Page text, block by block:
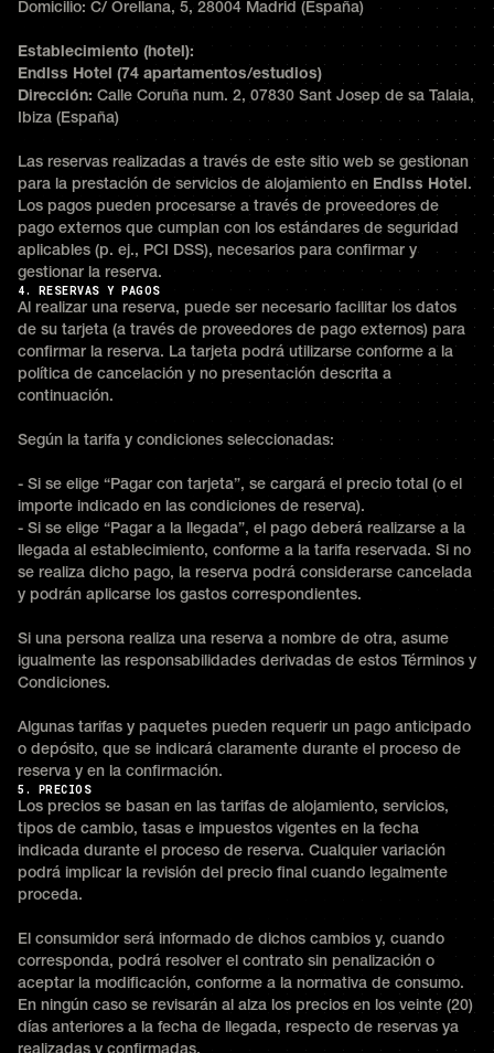
Domicilio: C/ Orellana, 5, 28004 Madrid (España)
Establecimiento (hotel):
Endlss Hotel (74 apartamentos/estudios)
Dirección: Calle Coruña num. 2, 07830 Sant Josep de sa Talaia,
Ibiza (España)
Las reservas realizadas a través de este sitio web se gestionan
para la prestación de servicios de alojamiento en Endlss Hotel.
Los pagos pueden procesarse a través de proveedores de
pago externos que cumplan con los estándares de seguridad
aplicables (p. ej., PCI DSS), necesarios para confirmar y
gestionar la reserva.
4. RESERVAS Y PAGOS
Al realizar una reserva, puede ser necesario facilitar los datos
de su tarjeta (a través de proveedores de pago externos) para
confirmar la reserva. La tarjeta podrá utilizarse conforme a la
política de cancelación y no presentación descrita a
continuación.
Según la tarifa y condiciones seleccionadas:
- Si se elige “Pagar con tarjeta”, se cargará el precio total (o el
importe indicado en las condiciones de reserva).
- Si se elige “Pagar a la llegada”, el pago deberá realizarse a la
llegada al establecimiento, conforme a la tarifa reservada. Si no
se realiza dicho pago, la reserva podrá considerarse cancelada
y podrán aplicarse los gastos correspondientes.
Si una persona realiza una reserva a nombre de otra, asume
igualmente las responsabilidades derivadas de estos Términos y
Condiciones.
Algunas tarifas y paquetes pueden requerir un pago anticipado
o depósito, que se indicará claramente durante el proceso de
reserva y en la confirmación.
5. PRECIOS
Los precios se basan en las tarifas de alojamiento, servicios,
tipos de cambio, tasas e impuestos vigentes en la fecha
indicada durante el proceso de reserva. Cualquier variación
podrá implicar la revisión del precio final cuando legalmente
proceda.
El consumidor será informado de dichos cambios y, cuando
corresponda, podrá resolver el contrato sin penalización o
aceptar la modificación, conforme a la normativa de consumo.
En ningún caso se revisarán al alza los precios en los veinte (20)
días anteriores a la fecha de llegada, respecto de reservas ya